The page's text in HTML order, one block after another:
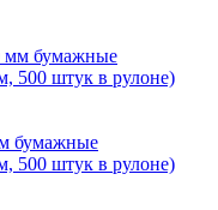
бумажные
500 штук в рулоне)